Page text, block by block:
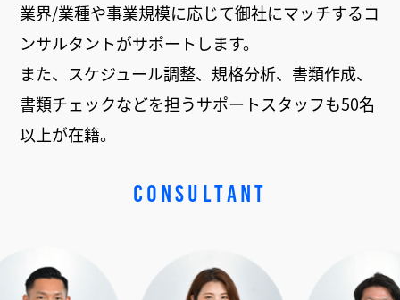
業界/業種や事業規模に応じて御社にマッチするコ
ンサルタントがサポートします。
また、スケジュール調整、規格分析、書類作成、
書類チェックなどを担うサポートスタッフも50名
以上が在籍。
CONSULTANT